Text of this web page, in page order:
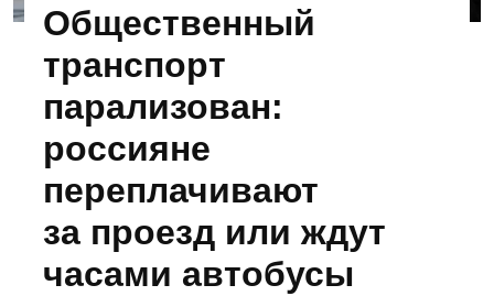
Общественный
транспорт
парализован:
россияне
переплачивают
за проезд или ждут
часами автобусы